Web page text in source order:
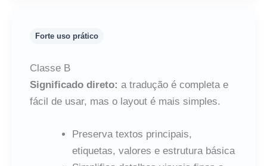
Forte uso prático
Classe B
Significado direto: a tradução é completa e
fácil de usar, mas o layout é mais simples.
Preserva textos principais,
etiquetas, valores e estrutura básica